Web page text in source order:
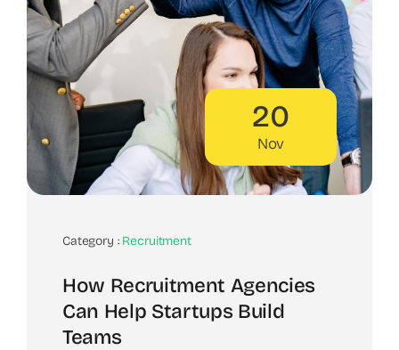
20
Nov
Category : Recruitment
How Recruitment Agencies
Can Help Startups Build
Teams